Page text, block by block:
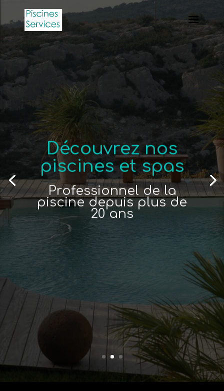
Découvrez nos
piscines et spas
Professionnel de la
piscine depuis plus de
20 ans